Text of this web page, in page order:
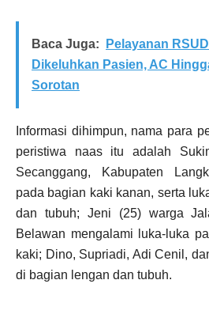
Baca Juga:
Pelayanan
Dikeluhkan Pasien, AC
Sorotan
Informasi dihimpun, nama para
peristiwa naas itu adalah
Secanggang, Kabupaten
pada bagian kaki kanan, serta
dan tubuh; Jeni (25) warga
Belawan mengalami luka-luka
kaki; Dino, Supriadi, Adi Cenil,
di bagian lengan dan tubuh.